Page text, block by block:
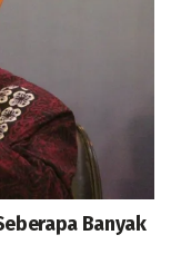
Banyak